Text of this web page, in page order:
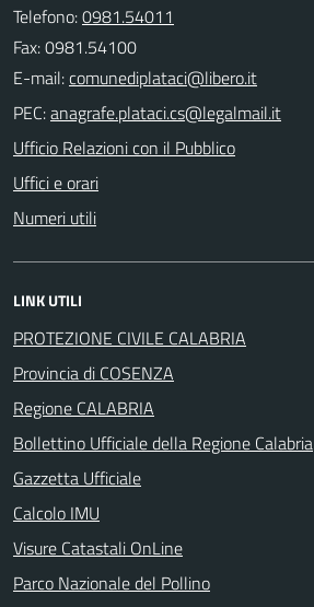
Telefono:0981.54011
Fax: 0981.54100
E-mail:
PEC:
Ufficio Relazioni con il Pubblico
Uffici e orari
Numeri utili
LINK UTILI
PROTEZIONE CIVILE CALABRIA
Provincia di COSENZA
Regione CALABRIA
Bollettino Ufficiale della Regione Calabria
Gazzetta Ufficiale
Calcolo IMU
Visure Catastali OnLine
Parco Nazionale del Pollino